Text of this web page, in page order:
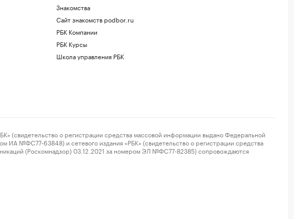
Знакомства
Сайт знакомств podbor.ru
РБК Компании
РБК Курсы
Школа управления РБК
о регистрации средства массовой информации выдано Федеральной
ИА №ФС77-63848) и сетевого издания «РБК» (свидетельство о регистрации средства
(Роскомнадзор) 03.12.2021 за номером ЭЛ №ФС77-82385) сопровождаются